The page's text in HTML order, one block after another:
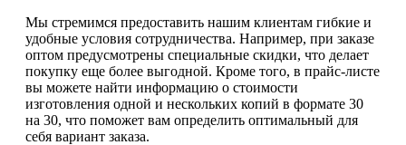
Мы стремимся предоставить нашим клиентам гибкие и
удобные условия сотрудничества. Например, при заказе
оптом предусмотрены специальные скидки, что делает
покупку еще более выгодной. Кроме того, в прайс-листе
вы можете найти информацию о стоимости
изготовления одной и нескольких копий в формате 30
на 30, что поможет вам определить оптимальный для
себя вариант заказа.